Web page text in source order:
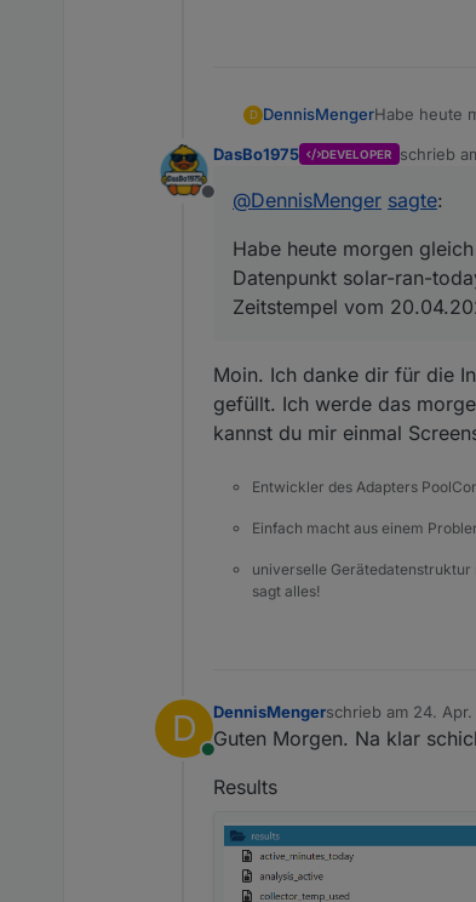
D DennisMengerHabe heute
20.04.2026.
Offline
DasBo1975 DEVELOPER schrieb
zuletzt
@DennisMenger sagte:
Habe heute morgen
Datenpunkt solar-ran-
Zeitstempel vom
Moin. Ich danke dir für die
gefüllt. Ich werde das
kannst du mir einmal
Entwickler des Adapters
Einfach macht aus einem
universelle
sagt alles!
D
Online
DennisMengerschrieb am 24.
zuletzt editiert von
Guten Morgen. Na klar
Results